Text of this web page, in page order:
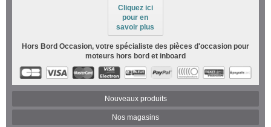
Cliquez ici
pour en
savoir plus
Hors Bord Occasion, votre spécialiste des pièces d'occasion pour
moteurs hors bord et inboard
Nouveaux produits
Nos magasins